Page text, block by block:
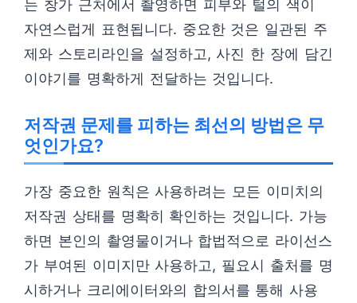
는 창가 근처에서 촬영하면 피부와 털의 색이
자연스럽게 표현됩니다. 중요한 것은 일관된 주
제와 스토리라인을 설정하고, 사진 한 장에 담긴
이야기를 명확하게 전달하는 것입니다.
저작권 문제를 피하는 최선의 방법은 무
엇인가요?
가장 중요한 원칙은 사용하려는 모든 이미치의
저작권 상태를 명확히 확인하는 것입니다. 가능
하면 본인의 촬영물이거나 합법적으로 라이선스
가 부여된 이미지만 사용하고, 필요시 출처를 명
시하거나 크리에이터와의 합의서를 통해 사용